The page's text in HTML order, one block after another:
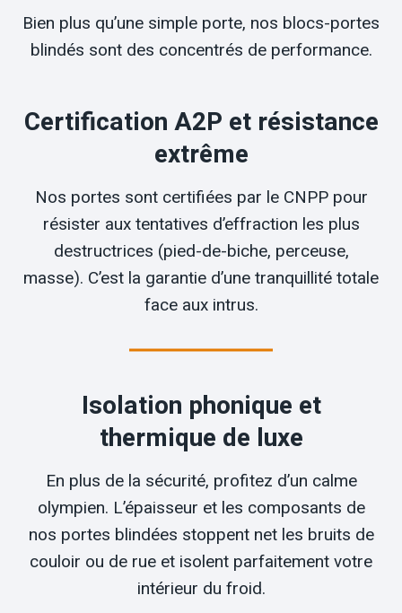
Bien plus qu’une simple porte, nos blocs-portes
blindés sont des concentrés de performance.
Certification A2P et résistance
extrême
Nos portes sont certifiées par le CNPP pour
résister aux tentatives d’effraction les plus
destructrices (pied-de-biche, perceuse,
masse). C’est la garantie d’une tranquillité totale
face aux intrus.
Isolation phonique et
thermique de luxe
En plus de la sécurité, profitez d’un calme
olympien. L’épaisseur et les composants de
nos portes blindées stoppent net les bruits de
couloir ou de rue et isolent parfaitement votre
intérieur du froid.